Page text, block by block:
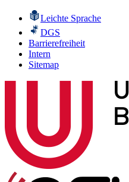
Leichte Sprache
DGS
Barrierefreiheit
Intern
Sitemap